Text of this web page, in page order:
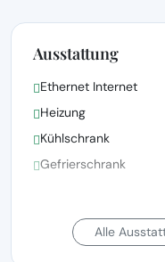
Ausstattung
Ethernet Internet
Heizung
Kühlschrank
Gefrierschrank
Haartrockner
Alle